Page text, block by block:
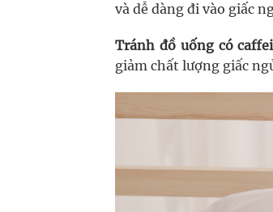
và dễ dàng đi vào giấc
Tránh đồ uống có
giảm chất lượng giấc